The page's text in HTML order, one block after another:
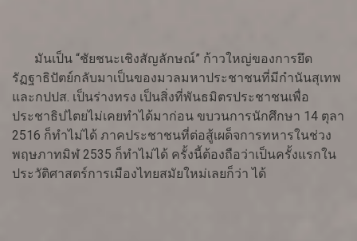
มันเป็น “ชัยชนะเชิงสัญลักษณ์” ก้าวใหญ่ของการยึด
รัฏฐาธิปัตย์กลับมาเป็นของมวลมหาประชาชนที่มีกำนันสุเทพ
และกปปส. เป็นร่างทรง เป็นสิ่งที่พันธมิตรประชาชนเพื่อ
ประชาธิปไตยไม่เคยทำได้มาก่อน ขบวนการนักศึกษา 14 ตุลา
2516 ก็ทำไม่ได้ ภาคประชาชนที่ต่อสู้เผด็จการทหารในช่วง
พฤษภาทมิฬ 2535 ก็ทำไม่ได้ ครั้งนี้ต้องถือว่าเป็นครั้งแรกใน
ประวัติศาสตร์การเมืองไทยสมัยใหม่เลยก็ว่า ได้